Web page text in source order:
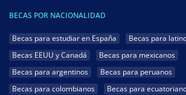
BECAS POR NACIONALIDAD
Becas para estudiar en España
Becas para
Becas EEUU y Canadá
Becas para mexicanos
Becas para argentinos
Becas para peruanos
Becas para colombianos
Becas para